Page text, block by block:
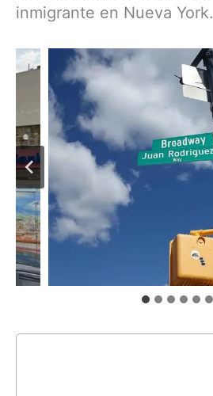
inmigrante en Nueva York.